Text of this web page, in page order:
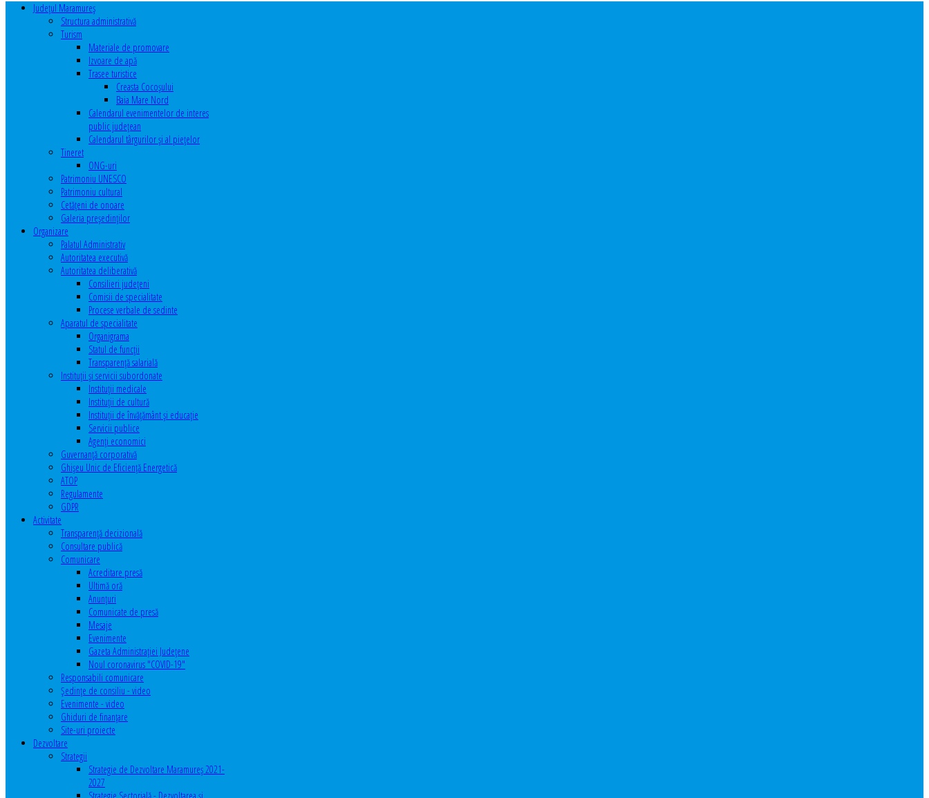
Judeţul Maramureş
Structura administrativă
Turism
Materiale de promovare
Izvoare de apă
Trasee turistice
Creasta Cocoșului
Baia Mare Nord
Calendarul evenimentelor de interes
public judeţean
Calendarul târgurilor şi al pieţelor
Tineret
ONG-uri
Patrimoniu UNESCO
Patrimoniu cultural
Cetăţeni de onoare
Galeria președinților
Organizare
Palatul Administrativ
Autoritatea executivă
Autoritatea deliberativă
Consilieri judeţeni
Comisii de specialitate
Procese verbale de sedinte
Aparatul de specialitate
Organigrama
Statul de funcții
Transparență salarială
Instituţii şi servicii subordonate
Instituţii medicale
Instituţii de cultură
Instituţii de învăţământ şi educaţie
Servicii publice
Agenţi economici
Guvernanță corporativă
Ghişeu Unic de Eficienţă Energetică
ATOP
Regulamente
GDPR
Activitate
Transparenţă decizională
Consultare publică
Comunicare
Acreditare presă
Ultimă oră
Anunţuri
Comunicate de presă
Mesaje
Evenimente
Gazeta Administraţiei Judeţene
Noul coronavirus "COVID-19"
Responsabili comunicare
Şedinţe de consiliu - video
Evenimente - video
Ghiduri de finanţare
Site-uri proiecte
Dezvoltare
Strategii
Strategie de Dezvoltare Maramureș 2021-
2027